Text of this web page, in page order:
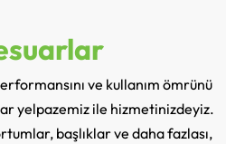
ve kullanım ömrünü
yelpazemiz ile hizmetinizdeyiz.
başlıklar ve daha fazlası,